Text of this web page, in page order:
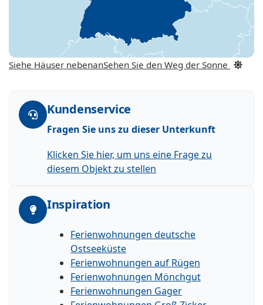
Siehe Häuser nebenanSehen Sie den Weg der Sonne
Kundenservice
Fragen Sie uns zu dieser Unterkunft
Klicken Sie hier, um uns eine Frage zu
diesem Objekt zu stellen
Inspiration
Ferienwohnungen deutsche
Ostseeküste
Ferienwohnungen auf Rügen
Ferienwohnungen Mönchgut
Ferienwohnungen Gager